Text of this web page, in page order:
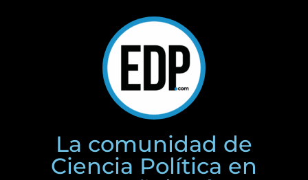
La comunidad de
Ciencia Política en